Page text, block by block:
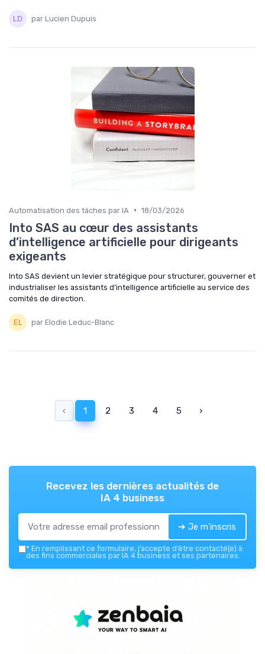
par Lucien Dupuis
Automatisation des tâches par IA • 18/03/2026
Into SAS au cœur des assistants
d’intelligence artificielle pour dirigeants
exigeants
Into SAS devient un levier stratégique pour structurer, gouverner et
industrialiser les assistants d’intelligence artificielle au service des
comités de direction.
par Elodie Leduc-Blanc
‹ 1 2 3 4 5 ›
Recevez les dernières actualités de
IA 4 business
➔ Je m'inscris
* En remplissant ce formulaire, j’accepte d’être contacté(e) à
des fins commerciales par IA 4 business et ses partenaires.